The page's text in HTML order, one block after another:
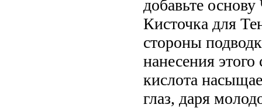
добавьте
Кисточка для
стороны
нанесения
кислота
глаз, даря